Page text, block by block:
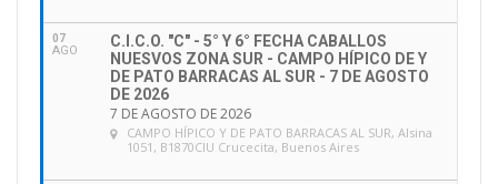
07
AGO
C.I.C.O. "C" - 5° Y 6° FECHA CABALLOS
NUESVOS ZONA SUR - CAMPO HÍPICO DE Y
DE PATO BARRACAS AL SUR - 7 DE AGOSTO
DE 2026
7 DE AGOSTO DE 2026
CAMPO HÍPICO Y DE PATO BARRACAS AL SUR, Alsina
1051, B1870CIU Crucecita, Buenos Aires